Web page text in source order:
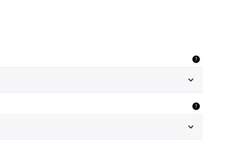
?
?